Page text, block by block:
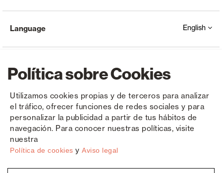
Política sobre Cookies
Utilizamos cookies propias y de terceros para analizar
el tráfico, ofrecer funciones de redes sociales y para
personalizar la publicidad a partir de tus hábitos de
navegación. Para conocer nuestras políticas, visite
nuestra
Política de cookies y Aviso legal
Copyright © Saxun 2023 - 2026 Privacy Policy Legal Notice Cookies
Language English